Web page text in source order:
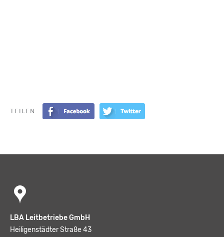
TEILEN
LBA Leitbetriebe GmbH
Heiligenstädter Straße 43